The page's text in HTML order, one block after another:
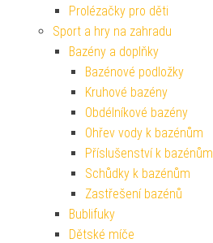
Prolézačky pro děti
Sport a hry na zahradu
Bazény a doplňky
Bazénové podložky
Kruhové bazény
Obdélníkové bazény
Ohřev vody k bazénům
Příslušenství k bazénům
Schůdky k bazénům
Zastřešení bazénů
Bublifuky
Dětské míče